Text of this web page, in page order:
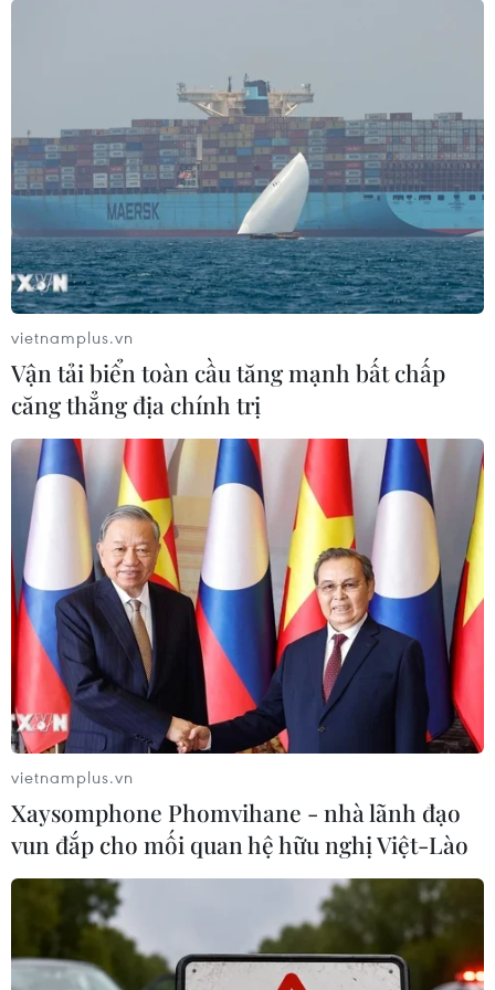
TIN CÙNG CHUYÊN MỤC
Vận tải biển toàn cầu tăng mạnh bất
chấp căng thẳng địa chính trị
09/08/2026 02:06
vietnamplus.vn
Vận tải biển toàn cầu tăng mạnh bất chấp
căng thẳng địa chính trị
vietnamplus.vn
Xaysomphone Phomvihane - nhà lãnh đạo
vun đắp cho mối quan hệ hữu nghị Việt-Lào